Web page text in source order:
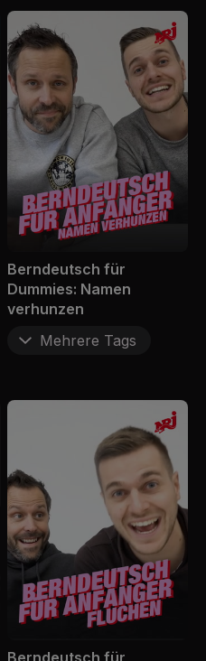
Berndeutsch für
Dummies: Namen
verhunzen
Mehrere Tags